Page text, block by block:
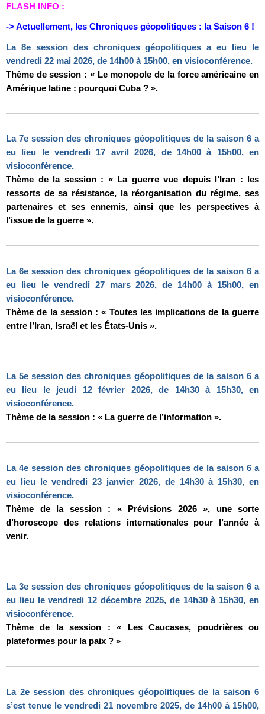
FLASH INFO :
-> Actuellement, les Chroniques géopolitiques : la Saison 6 !
La 8e session des chroniques géopolitiques a eu lieu le
vendredi 22 mai 2026, de 14h00 à 15h00, en visioconférence.
Thème de session : « Le monopole de la force américaine en
Amérique latine : pourquoi Cuba ? ».
La 7e session des chroniques géopolitiques de la saison 6 a
eu lieu le vendredi 17 avril 2026, de 14h00 à 15h00, en
visioconférence.
Thème de la session : « La guerre vue depuis l’Iran : les
ressorts de sa résistance, la réorganisation du régime, ses
partenaires et ses ennemis, ainsi que les perspectives à
l’issue de la guerre ».
La 6e session des chroniques géopolitiques de la saison 6 a
eu lieu le vendredi 27 mars 2026, de 14h00 à 15h00, en
visioconférence.
Thème de la session : « Toutes les implications de la guerre
entre l’Iran, Israël et les États-Unis ».
La 5e session des chroniques géopolitiques de la saison 6 a
eu lieu le jeudi 12 février 2026, de 14h30 à 15h30, en
visioconférence.
Thème de la session : « La guerre de l’information ».
La 4e session des chroniques géopolitiques de la saison 6 a
eu lieu le vendredi 23 janvier 2026, de 14h30 à 15h30, en
visioconférence.
Thème de la session : « Prévisions 2026 », une sorte
d’horoscope des relations internationales pour l’année à
venir.
La 3e session des chroniques géopolitiques de la saison 6 a
eu lieu le vendredi 12 décembre 2025, de 14h30 à 15h30, en
visioconférence.
Thème de la session : « Les Caucases, poudrières ou
plateformes pour la paix ? »
La 2e session des chroniques géopolitiques de la saison 6
s’est tenue le vendredi 21 novembre 2025, de 14h00 à 15h00,